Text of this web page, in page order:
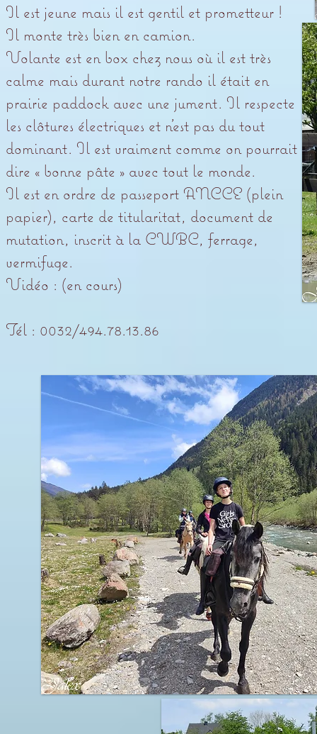
Il est jeune mais il est gentil et prometteur !
Il monte très bien en camion.
Volante est en box chez nous où il est très
calme mais durant notre rando il était en
prairie paddock avec une jument. Il respecte
les clôtures électriques et n’est pas du tout
dominant. Il est vraiment comme on pourrait
dire « bonne pâte » avec tout le monde.
Il est en ordre de passeport ANCCE (plein
papier), carte de titularitat, document de
mutation, inscrit à la CWBC, ferrage,
vermifuge.
Vidéo : (en cours)
Tél : 0032/494.78.13.86